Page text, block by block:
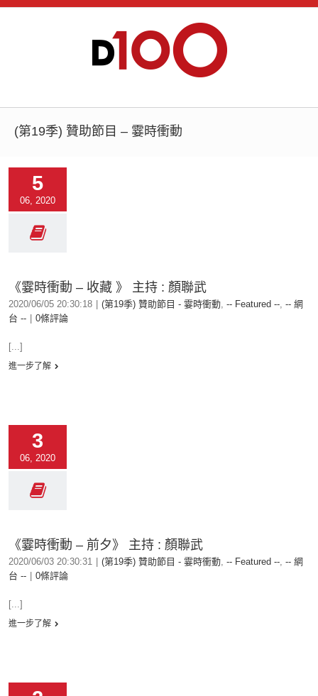
(第19季) 贊助節目 – 霎時衝動
5
06, 2020
《霎時衝動 – 收藏 》 主持 : 顏聯武
2020/06/05 20:30:18 (第19季) 贊助節目 - 霎時衝動, -- Featured --, -- 網
台 --
0條評論
[...]
進一步了解
3
06, 2020
《霎時衝動 – 前夕》 主持 : 顏聯武
2020/06/03 20:30:31 (第19季) 贊助節目 - 霎時衝動, -- Featured --, -- 網
台 --
0條評論
[...]
進一步了解